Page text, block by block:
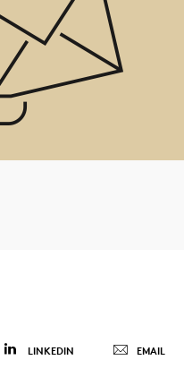
LINKEDIN EMAIL